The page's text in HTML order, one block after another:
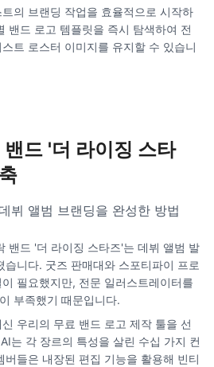
의 브랜딩 작업을 효율적으로 시작하
밴드 로고 템플릿을 즉시 탐색하여 전
트 로스터 이미지를 유지할 수 있습니
드 '더 라이징 스타
뷔 앨범 브랜딩을 완성한 방법
밴드 '더 라이징 스타즈'는 데뷔 앨범 발
습니다. 굿즈 판매대와 스포티파이 프로
필요했지만, 전문 일러스트레이터를
부족했기 때문입니다.
우리의 무료 밴드 로고 제작 툴을 선
는 각 장르의 특성을 살린 수십 가지 컨
들은 내장된 편집 기능을 활용해 빈티